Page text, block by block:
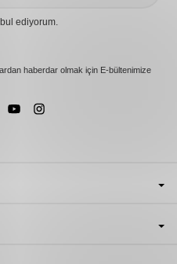
ediyorum.
haberdar olmak için E-bültenimize